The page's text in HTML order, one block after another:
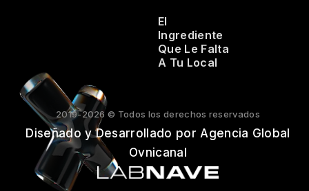
El
Ingrediente
Que Le Falta
A Tu Local
2019-2026 © Todos los derechos reservados
Diseñado y Desarrollado por Agencia Global
Ovnicanal